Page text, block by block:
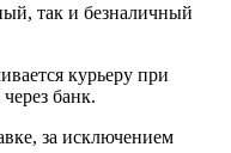
так и безналичный
курьеру при
банк.
за исключением